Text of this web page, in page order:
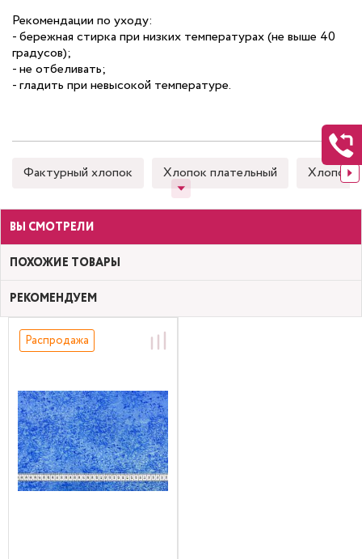
Рекомендации по уходу:
- бережная стирка при низких температурах (не выше 40
градусов);
- не отбеливать;
- гладить при невысокой температуре.
Фактурный хлопок Хлопок плательный Хлопок
ВЫ СМОТРЕЛИ
ПОХОЖИЕ ТОВАРЫ
РЕКОМЕНДУЕМ
Распродажа